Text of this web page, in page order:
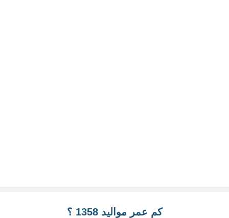
كم عمر مواليد 1358 ؟